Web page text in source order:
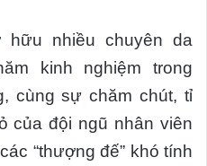
hữu nhiều chuyên da
kinh nghiệm trong
cùng sự chăm chút, tỉ
của đội ngũ nhân viên
“thượng đế” khó tính